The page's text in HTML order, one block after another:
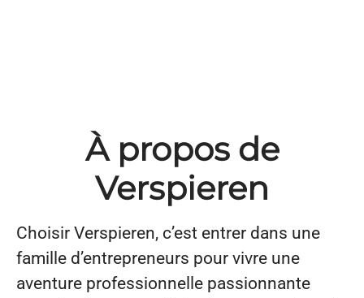
À propos de
Verspieren
Choisir Verspieren, c’est entrer dans une
famille d’entrepreneurs pour vivre une
aventure professionnelle passionnante